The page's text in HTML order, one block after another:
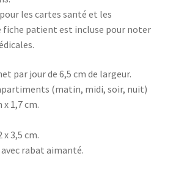
les cartes santé et les
fiche patient est incluse pour noter
par jour de 6,5 cm de largeur.
(matin, midi, soir, nuit)
x 1,7 cm.
x 3,5 cm.
rabat aimanté.